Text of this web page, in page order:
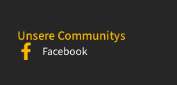
Unsere Communitys
Facebook